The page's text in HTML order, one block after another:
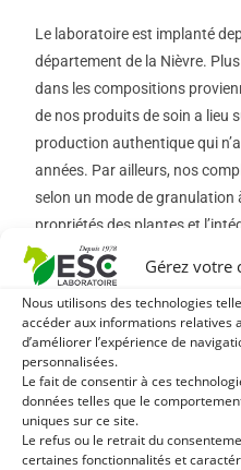
Gérez votre
Nous utilisons des technologies
accéder aux informations relatives
d’améliorer l’expérience de
personnalisées.
Le fait de consentir à ces
données telles que le
uniques sur ce site.
Le refus ou le retrait du
certaines fonctionnalités et
Le laboratoire est implanté
département de la Nièvre.
dans les compositions
de nos produits de soin a lieu
production authentique qui
années. Par ailleurs, nos
selon un mode de granulation
propriétés des plantes et
Valoriser les propriétés
actifs naturels
Les bienfaits de la
l’organisme équin ne sont
sur l’ensemble de notre
plantes différentes que nous
mélange spécifique, en extrait